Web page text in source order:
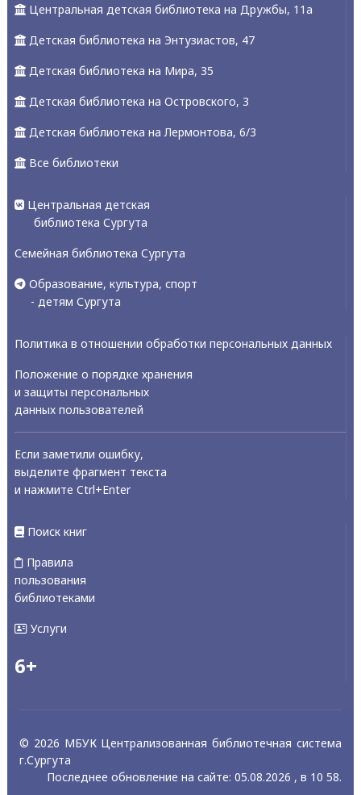
Центральная детская библиотека на Дружбы, 11а
Детская библиотека на Энтузиастов, 47
Детская библиотека на Мира, 35
Детская библиотека на Островского, 3
Детская библиотека на Лермонтова, 6/3
Все библиотеки
Центральная детская
библиотека Сургута
Семейная библиотека Сургута
Образование, культура, спорт
- детям Сургута
Политика в отношении обработки персональных данных
Положение о порядке хранения
и защиты персональных
данных пользователей
Если заметили ошибку,
выделите фрагмент текста
и нажмите Ctrl+Enter
Поиск книг
Правила
пользования
библиотеками
Услуги
6+
© 2026 МБУК Централизованная библиотечная система
г.Сургута
Последнее обновление на сайте: 05.08.2026 , в 10 58.